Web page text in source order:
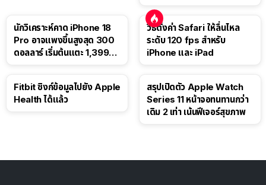
นักวิเคราะห์คาด iPhone 18
Pro อาจแพงขึ้นสูงสุด 300
ดอลลาร์ เริ่มต้นแตะ 1,399
วิธีตั้งค่า Safari ให้ลื่นไหล
ระดับ 120 fps สำหรับ
iPhone และ iPad
Fitbit ซิงก์ข้อมูลไปยัง Apple
Health ได้แล้ว
สรุปเปิดตัว Apple Watch
Series 11 หน้าจอทนทานกว่า
เดิม 2 เท่า เน้นฟีเจอร์สุขภาพ